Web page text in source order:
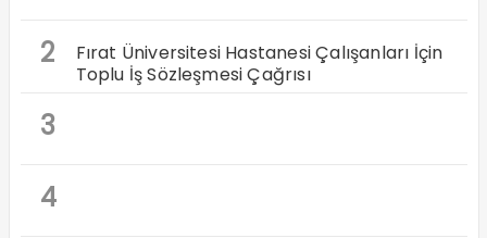
2
Fırat Üniversitesi Hastanesi Çalışanları İçin
Toplu İş Sözleşmesi Çağrısı
3
4